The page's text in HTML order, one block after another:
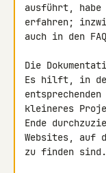
ausführt, habe
erfahren;
auch in den
Die
Es hilft, in
kleineres
Ende
Websites, auf
zu finden sind.